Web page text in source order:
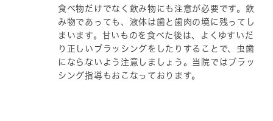
食べ物だけでなく飲み物にも注意が必要です。飲
み物であっても、液体は歯と歯肉の境に残ってし
まいます。甘いものを食べた後は、よくゆすいだ
り正しいブラッシングをしたりすることで、虫歯
にならないよう注意しましょう。当院ではブラッ
シング指導もおこなっております。